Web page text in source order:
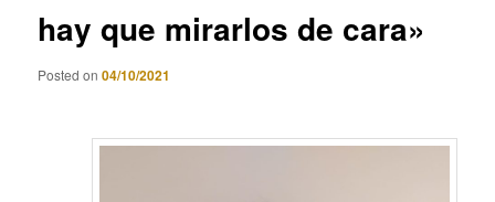
hay que mirarlos de cara»
Posted on04/10/2021